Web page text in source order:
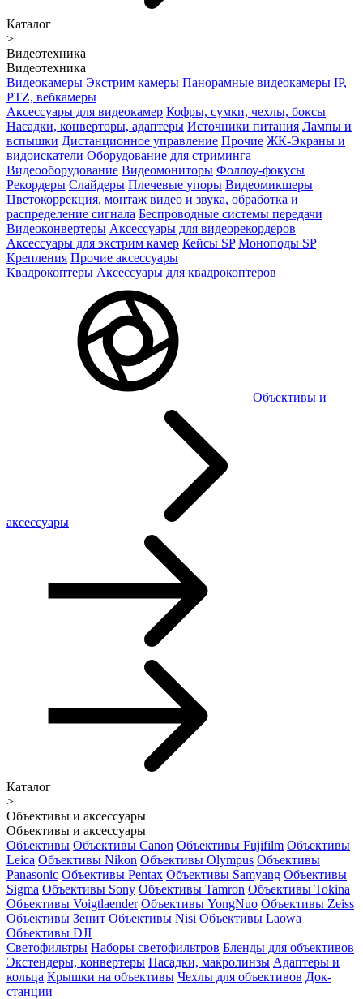
Каталог
>
Видеотехника
Видеотехника
Видеокамеры Экстрим камеры Панорамные видеокамеры IP,
PTZ, вебкамеры
Аксессуары для видеокамер Кофры, сумки, чехлы, боксы
Насадки, конверторы, адаптеры Источники питания Лампы и
вспышки Дистанционное управление Прочие ЖК-Экраны и
видоискатели Оборудование для стриминга
Видеооборудование Видеомониторы Фоллоу-фокусы
Рекордеры Слайдеры Плечевые упоры Видеомикшеры
Цветокоррекция, монтаж видео и звука, обработка и
распределение сигнала Беспроводные системы передачи
Видеоконвертеры Аксессуары для видеорекордеров
Аксессуары для экстрим камер Кейсы SP Моноподы SP
Крепления Прочие аксессуары
Квадрокоптеры Аксессуары для квадрокоптеров
Объективы и
аксессуары
Каталог
>
Объективы и аксессуары
Объективы и аксессуары
Объективы Объективы Canon Объективы Fujifilm Объективы
Leica Объективы Nikon Объективы Olympus Объективы
Panasonic Объективы Pentax Объективы Samyang Объективы
Sigma Объективы Sony Объективы Tamron Объективы Tokina
Объективы Voigtlaender Объективы YongNuo Объективы Zeiss
Объективы Зенит Объективы Nisi Объективы Laowa
Объективы DJI
Светофильтры Наборы светофильтров Бленды для объективов
Экстендеры, конвертеры Насадки, макролинзы Адаптеры и
кольца Крышки на объективы Чехлы для объективов Док-
станции